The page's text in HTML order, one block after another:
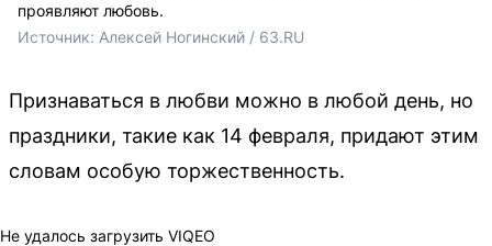
проявляют любовь.
Источник: Алексей Ногинский / 63.RU
Признаваться в любви можно в любой день, но
праздники, такие как 14 февраля, придают этим
словам особую торжественность.
Не удалось загрузить VIQEO